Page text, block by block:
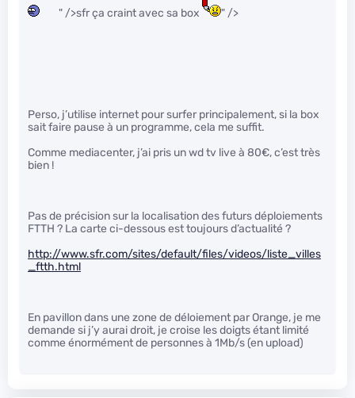
" />sfr ça craint avec sa box " />
Perso, j’utilise internet pour surfer principalement, si la box
sait faire pause à un programme, cela me suffit.
Comme mediacenter, j’ai pris un wd tv live à 80€, c’est très
bien !
Pas de précision sur la localisation des futurs déploiements
FTTH ? La carte ci-dessous est toujours d’actualité ?
http://www.sfr.com/sites/default/files/videos/liste_villes
_ftth.html
En pavillon dans une zone de déloiement par Orange, je me
demande si j’y aurai droit, je croise les doigts étant limité
comme énormément de personnes à 1Mb/s (en upload)